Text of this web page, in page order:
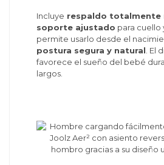
Incluye respaldo totalmente
soporte ajustado para cuello
permite usarlo desde el
postura segura y natural . El
favorece el sueño del bebé
largos.